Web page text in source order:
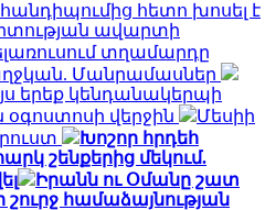
հանդիպումից հետո խոսել է
ավարտի
տղամարդը
Մանրամասներ
երեք կենդանակերպի
վերջին
Մեսիի
Խոշոր հրդեհ
շենքերից մեկում.
Իրանն ու Օմանը շատ
շուրջ համաձայնության